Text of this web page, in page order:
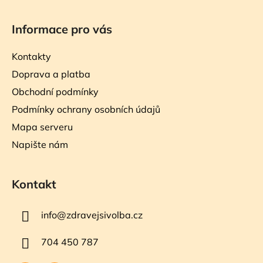
Informace pro vás
Kontakty
Doprava a platba
Obchodní podmínky
Podmínky ochrany osobních údajů
Mapa serveru
Napište nám
Kontakt
info@zdravejsivolba.cz
704 450 787